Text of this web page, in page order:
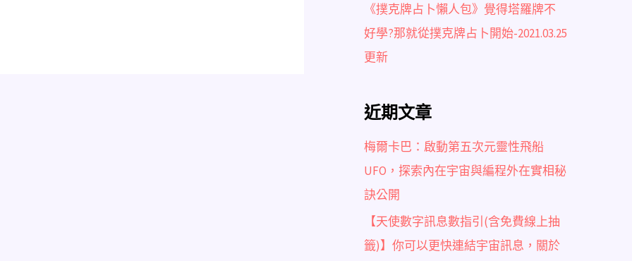
《撲克牌占卜懶人包》覺得塔羅牌不
好學?那就從撲克牌占卜開始-2021.03.25
更新
近期文章
梅爾卡巴：啟動第五次元靈性飛船
UFO，探索內在宇宙與編程外在實相秘
訣公開
【天使數字訊息數指引(含免費線上抽
籤)】你可以更快連結宇宙訊息，關於